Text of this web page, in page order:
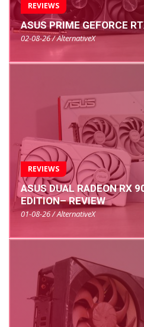
REVIEWS
ASUS PRIME GEFORCE
02-08-26 / AlternativeX
REVIEWS
ASUS DUAL RADEON RX
EDITION– REVIEW
01-08-26 / AlternativeX